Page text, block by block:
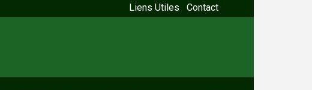
Liens Utiles Contact